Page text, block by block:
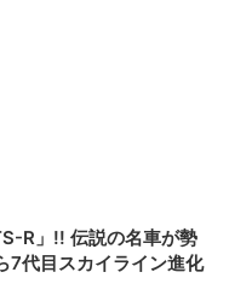
R」!! 伝説の名車が勢
7代目スカイライン進化